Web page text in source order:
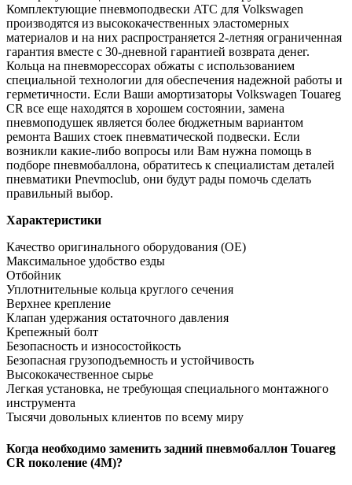
Комплектующие пневмоподвески ATC для Volkswagen
производятся из высококачественных эластомерных
материалов и на них распространяется 2-летняя ограниченная
гарантия вместе с 30-дневной гарантией возврата денег.
Кольца на пневморессорах обжаты с использованием
специальной технологии для обеспечения надежной работы и
герметичности. Если Ваши амортизаторы Volkswagen Touareg
CR все еще находятся в хорошем состоянии, замена
пневмоподушек является более бюджетным вариантом
ремонта Ваших стоек пневматической подвески. Если
возникли какие-либо вопросы или Вам нужна помощь в
подборе пневмобаллона, обратитесь к специалистам деталей
пневматики Pnevmoclub, они будут рады помочь сделать
правильный выбор.
Характеристики
Качество оригинального оборудования (OE)
Максимальное удобство езды
Отбойник
Уплотнительные кольца круглого сечения
Верхнее крепление
Клапан удержания остаточного давления
Крепежный болт
Безопасность и износостойкость
Безопасная грузоподъемность и устойчивость
Высококачественное сырье
Легкая установка, не требующая специального монтажного
инструмента
Тысячи довольных клиентов по всему миру
Когда необходимо заменить задний пневмобаллон Touareg
CR поколение (4M)?